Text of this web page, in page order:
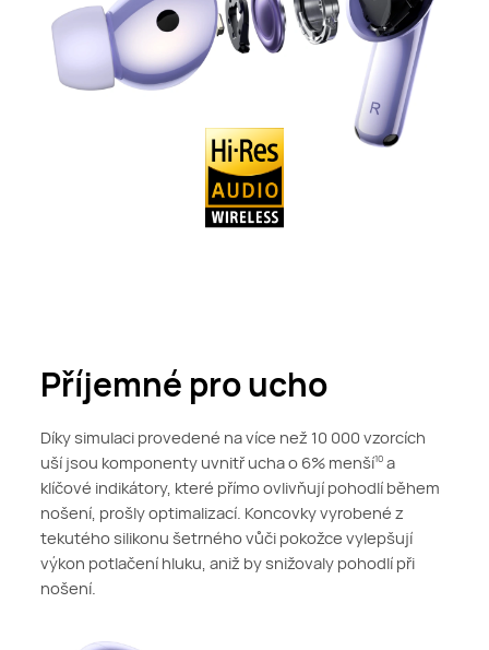
Příjemné pro ucho
Díky simulaci provedené na více než 10 000 vzorcích
uší jsou komponenty uvnitř ucha o 6% menší10 a
klíčové indikátory, které přímo ovlivňují pohodlí během
nošení, prošly optimalizací. Koncovky vyrobené z
tekutého silikonu šetrného vůči pokožce vylepšují
výkon potlačení hluku, aniž by snižovaly pohodlí při
nošení.